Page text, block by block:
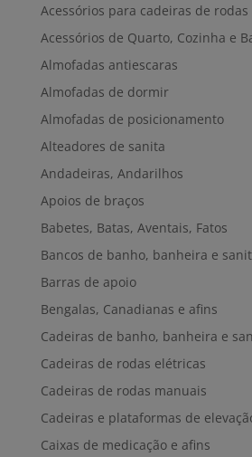
Acessórios para cadeiras de rodas
Acessórios de Quarto, Cozinha e
Almofadas antiescaras
Almofadas de dormir
Almofadas de posicionamento
Alteadores de sanita
Andadeiras, Andarilhos
Apoios de braços
Babetes, Batas, Aventais, Fatos
Bancos de banho, banheira e
Barras de apoio
Bengalas, Canadianas e afins
Cadeiras de banho, banheira e
Cadeiras de rodas elétricas
Cadeiras de rodas manuais
Cadeiras e plataformas de
Caixas de medicação e afins